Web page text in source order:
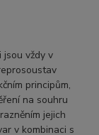
vždy v
principům,
na souhru
jejich
v kombinaci s